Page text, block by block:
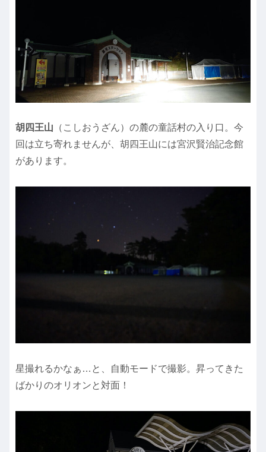
胡四王山 （こしおうざん）の麓の童話村の入り口。今
回は立ち寄れませんが、胡四王山には宮沢賢治記念館
があります。
星撮れるかなぁ…と、自動モードで撮影。昇ってきた
ばかりのオリオンと対面！